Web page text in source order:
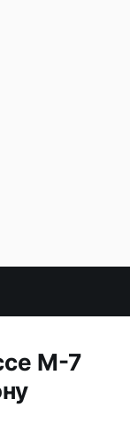
М-7